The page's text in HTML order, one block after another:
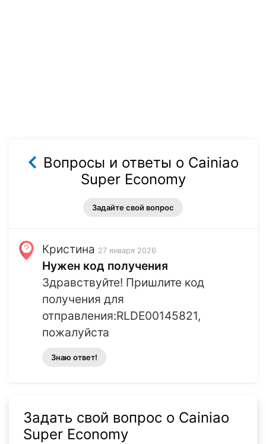
Вопросы и ответы о Cainiao
Super Economy
Задайте свой вопрос
Кристина 27 января 2026
Нужен код получения
Здравствуйте! Пришлите код
получения для
отправления:RLDE00145821,
пожалуйста
Знаю ответ!
Задать свой вопрос о Cainiao
Super Economy